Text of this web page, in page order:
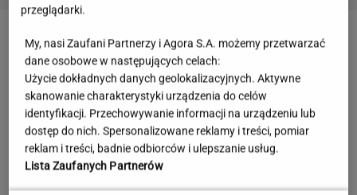
Czyszczenie magazynów
W WITTCHEN ruszyła wielka
przeglądarki.
My, nasi Zaufani Partnerzy i Agora S.A. możemy przetwarzać
dane osobowe w następujących celach:
Użycie dokładnych danych geolokalizacyjnych. Aktywne
skanowanie charakterystyki urządzenia do celów
identyfikacji. Przechowywanie informacji na urządzeniu lub
dostęp do nich. Spersonalizowane reklamy i treści, pomiar
reklam i treści, badnie odbiorców i ulepszanie usług.
Lista Zaufanych Partnerów